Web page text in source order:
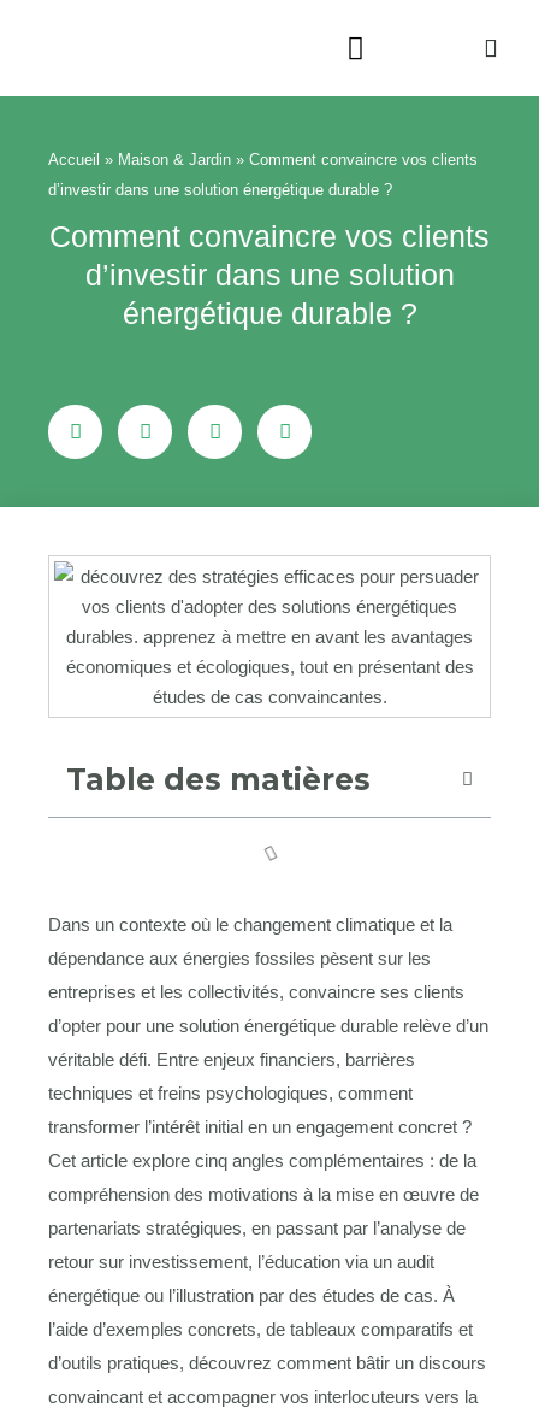
Accueil » Maison & Jardin » Comment convaincre vos clients
d’investir dans une solution énergétique durable ?
Comment convaincre vos clients
d’investir dans une solution
énergétique durable ?
Table des matières
Dans un contexte où le changement climatique et la
dépendance aux énergies fossiles pèsent sur les
entreprises et les collectivités, convaincre ses clients
d’opter pour une solution énergétique durable relève d’un
véritable défi. Entre enjeux financiers, barrières
techniques et freins psychologiques, comment
transformer l’intérêt initial en un engagement concret ?
Cet article explore cinq angles complémentaires : de la
compréhension des motivations à la mise en œuvre de
partenariats stratégiques, en passant par l’analyse de
retour sur investissement, l’éducation via un audit
énergétique ou l’illustration par des études de cas. À
l’aide d’exemples concrets, de tableaux comparatifs et
d’outils pratiques, découvrez comment bâtir un discours
convaincant et accompagner vos interlocuteurs vers la